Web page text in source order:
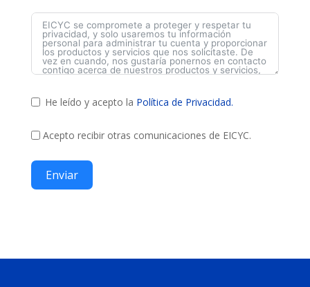
He leído y acepto la Política de Privacidad.
Acepto recibir otras comunicaciones de EICYC.
Enviar